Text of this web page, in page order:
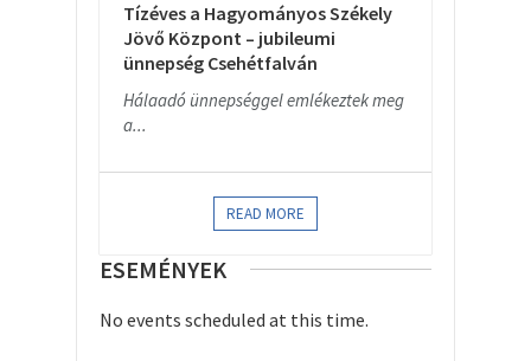
Tízéves a Hagyományos Székely
Jövő Központ – jubileumi
ünnepség Csehétfalván
Hálaadó ünnepséggel emlékeztek meg
a...
READ MORE
ESEMÉNYEK
No events scheduled at this time.